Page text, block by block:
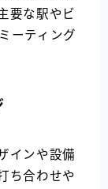
要な駅やビ
ーティング
インや設備
ち合わせや